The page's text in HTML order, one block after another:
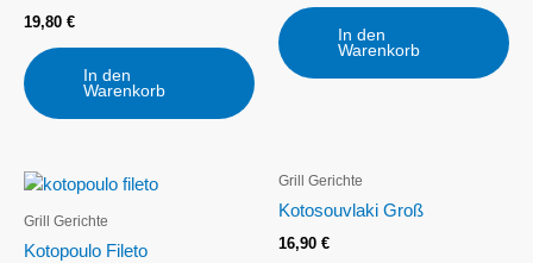
19,80 €
In den
Warenkorb
In den
Warenkorb
Grill Gerichte
Kotopoulo Fileto
Grill Gerichte
Kotosouvlaki Groß
16,90 €